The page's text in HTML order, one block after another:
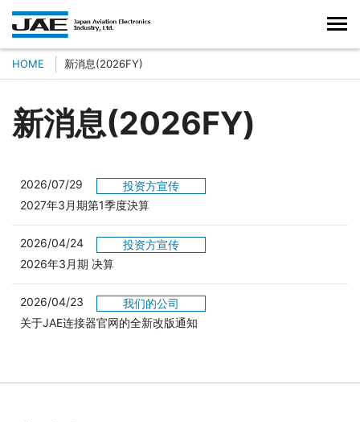
HOME 新消息(2026FY)
新消息(2026FY)
2026/07/29
投资方宣传
2027年3月期第1季度決算（別ウィンドウで開きます）
2026/04/24
投资方宣传
2026年3月期 决算（別ウィンドウで開きます）
2026/04/23
我们的公司
关于JAE连接器官网的全新改版通知